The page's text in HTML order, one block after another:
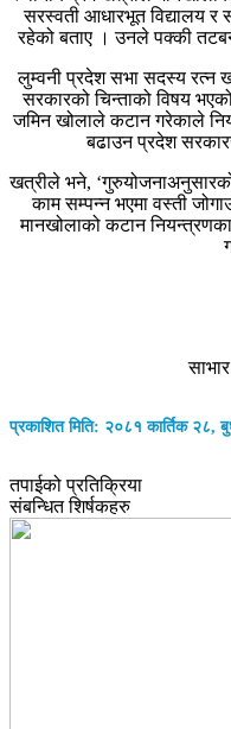
सरस्वती आधारभूत विद्यालय र
रहेको बताए । उनले पक्की
लुम्वनी प्रदेश सभा सदस्य रत्न
सरकारको चिन्ताको विषय
जमिन खोलाले कटान गरेकाले
बढाउन प्रदेश
खत्रीले भने,
काम सम्पन्न भएमा वस्ती
मानखोलाको कटान
प्रकाशित मिति: २०८१ कार्तिक २८,
तपाईको प्रतिक्रिया
संबन्धित शिर्षकहरु